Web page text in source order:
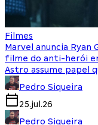
Filmes
Marvel anuncia Ryan
filme do anti-herói
Astro assume papel
Pedro Siqueira
25.jul.26
Pedro Siqueira